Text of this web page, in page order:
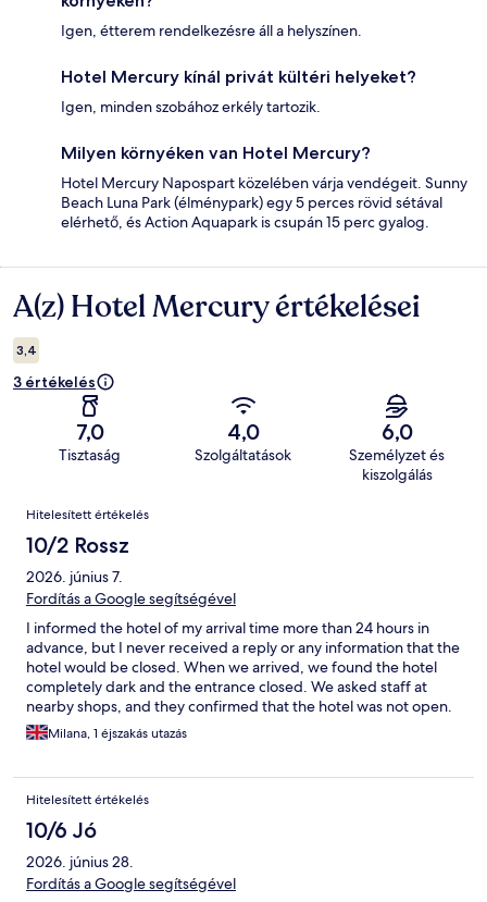
Igen, étterem rendelkezésre áll a helyszínen.
Hotel Mercury kínál privát kültéri helyeket?
Igen, minden szobához erkély tartozik.
Milyen környéken van Hotel Mercury?
Hotel Mercury Napospart közelében várja vendégeit. Sunny
Beach Luna Park (élménypark) egy 5 perces rövid sétával
elérhető, és Action Aquapark is csupán 15 perc gyalog.
Értékelések
A(z) Hotel Mercury értékelései
3,4
3 értékelés
7,0
Tisztaság
4,0
Szolgáltatások
6,0
Személyzet és
kiszolgálás
Értékelések
Hitelesített értékelés
10/2 Rossz
2026. június 7.
Fordítás a Google segítségével
I informed the hotel of my arrival time more than 24 hours in
advance, but I never received a reply or any information that the
hotel would be closed. When we arrived, we found the hotel
completely dark and the entrance closed. We asked staff at
nearby shops, and they confirmed that the hotel was not open.
This was very shocking and frustrating, especially as it was
already after 9:00 PM. Only at 9:18 PM did I receive an email
that point, we had already spent time trying to find out what
was happening. What disappointed us most was the lack of
communication. We had booked the room more than a month in
advance, which gave the hotel plenty of time to provide the
necessary information. Instead, we were left stranded late in the
evening without any notice or guidance. This experience
Milana, 1 éjszakás utazás
Hitelesített értékelés
10/6 Jó
2026. június 28.
Fordítás a Google segítségével